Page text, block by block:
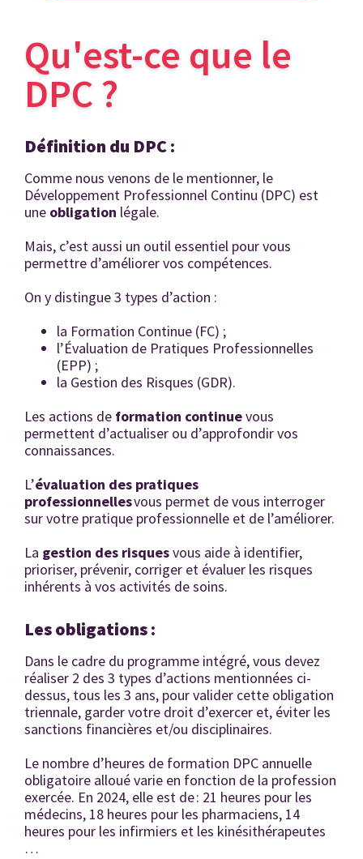
Qu'est-ce que le
DPC ?
Définition du DPC :
Comme nous venons de le mentionner, le
Développement Professionnel Continu (DPC) est
une obligation légale.
Mais, c’est aussi un outil essentiel pour vous
permettre d’améliorer vos compétences.
On y distingue 3 types d’action :
la Formation Continue (FC) ;
l’Évaluation de Pratiques Professionnelles
(EPP) ;
la Gestion des Risques (GDR).
Les actions de formation continuevous
permettent d’actualiser ou d’approfondir vos
connaissances.
L’évaluation des pratiques
professionnellesvous permet de vous interroger
sur votre pratique professionnelle et de l’améliorer.
La gestion des risquesvous aide à identifier,
prioriser, prévenir, corriger et évaluer les risques
inhérents à vos activités de soins.
Les obligations :
Dans le cadre du programme intégré, vous devez
réaliser 2 des 3 types d’actions mentionnées ci-
dessus, tous les 3 ans, pour valider cette obligation
triennale, garder votre droit d’exercer et, éviter les
sanctions financières et/ou disciplinaires.
Le nombre d’heures de formation DPC annuelle
obligatoire alloué varie en fonction de la profession
exercée. En 2024, elle est de : 21 heures pour les
médecins, 18 heures pour les pharmaciens, 14
heures pour les infirmiers et les kinésithérapeutes
…